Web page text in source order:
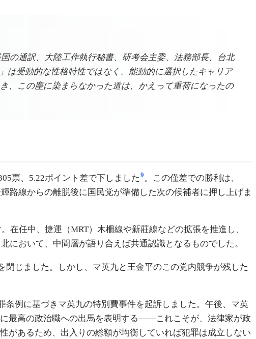
の通訳、大陸工作執行秘書、研考会主委、法務部長、台北
は受動的な性格特性ではなく、能動的に選択したキャリア
、この塵に染まらなかった道は、かえって重荷になったの
票、5.22ポイント差で下しました 9 。この僅差での勝利は、
路線からの離脱後に国民党が準備した次の候補者に押し上げま
在任中、捷運（MRT）木柵線や新莊線などの拡張を推進し、
おいて、中間層が語り合えば共通認識となるものでした。
閉じました。しかし、マ英九と王金平のこの党内競争が残した
例に基づきマ英九の特別費事件を起訴しました。午後、マ英
最高の政治職への出馬を表明する——これこそが、法律家が政
があるため、出入りの総額が均衡していれば犯罪は成立しない